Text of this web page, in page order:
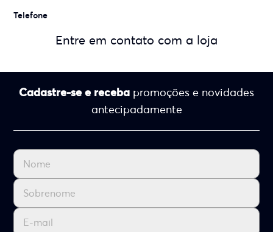
Telefone
Entre em contato com a loja
Cadastre-se e receba promoções e novidades
antecipadamente